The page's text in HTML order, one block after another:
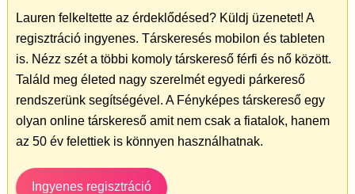
Lauren felkeltette az érdeklődésed? Küldj üzenetet! A
regisztráció ingyenes. Társkeresés mobilon és tableten
is. Nézz szét a többi komoly társkereső férfi és nő között.
Találd meg életed nagy szerelmét egyedi párkereső
rendszerünk segítségével. A Fényképes társkereső egy
olyan online társkereső amit nem csak a fiatalok, hanem
az 50 év felettiek is könnyen használhatnak.
Ingyenes regisztráció